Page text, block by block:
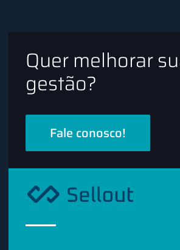
Quer melhorar
gestão?
Fale conosco!